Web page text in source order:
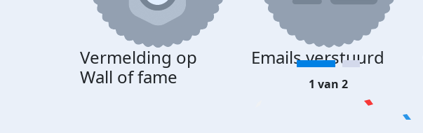
Vermelding op
Wall of fame
Emails verstuurd
1 van 2